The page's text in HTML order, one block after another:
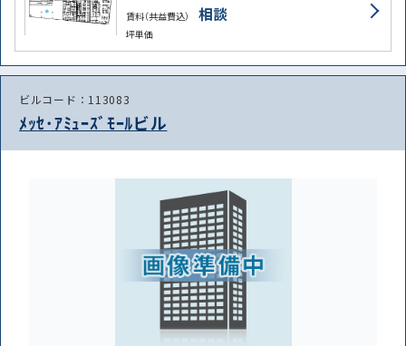
賃料（共益費込） 相談
坪単価
ビルコード：113083
ﾒｯｾ･ｱﾐｭｰｽﾞﾓｰﾙビル